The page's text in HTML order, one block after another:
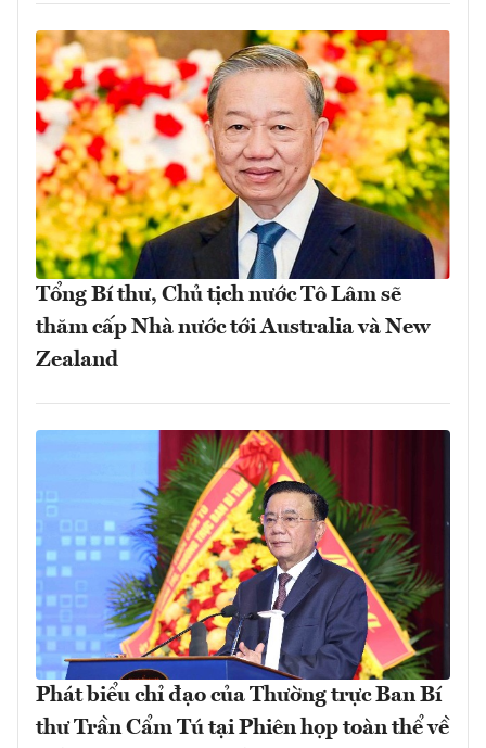
Tổng Bí thư, Chủ tịch nước Tô Lâm sẽ
thăm cấp Nhà nước tới Australia và New
Zealand
Phát biểu chỉ đạo của Thường trực Ban Bí
thư Trần Cẩm Tú tại Phiên họp toàn thể về